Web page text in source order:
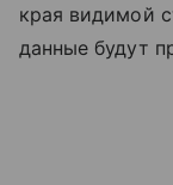
края видимой
данные будут